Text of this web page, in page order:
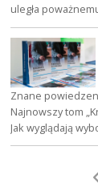
uległa
Znane
Najnowszy tom
Jak wyglądają